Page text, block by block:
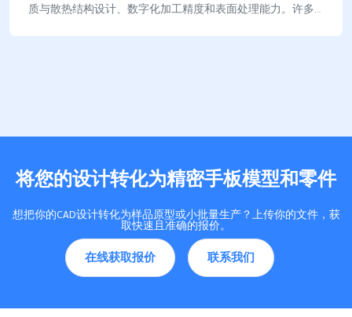
质与散热结构设计、数字化加工精度和表面处理能力。许多
将您的设计转化为精密手板模型和零件
想把你的CAD设计转化为样品原型或小批量生产？上传你的文件，获
取快速且准确的报价。
在线获取报价 联系我们